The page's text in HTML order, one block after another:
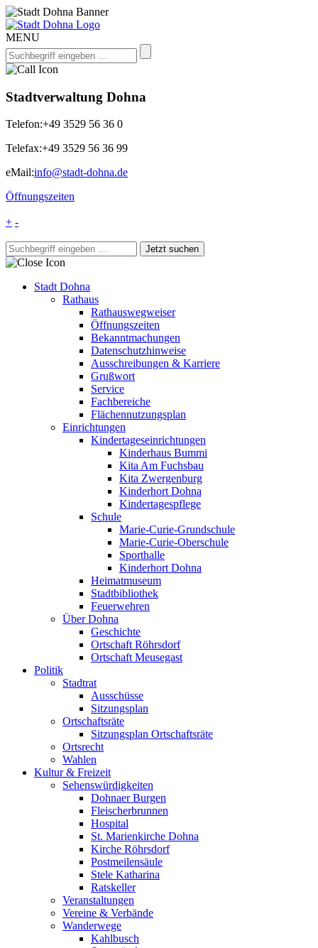
MENU
Stadtverwaltung Dohna
Telefon:+49 3529 56 36 0
Telefax:+49 3529 56 36 99
eMail:info@stadt-dohna.de
Öffnungszeiten
+ -
Stadt Dohna
Rathaus
Rathauswegweiser
Öffnungszeiten
Bekanntmachungen
Datenschutzhinweise
Ausschreibungen & Karriere
Grußwort
Service
Fachbereiche
Flächennutzungsplan
Einrichtungen
Kindertageseinrichtungen
Kinderhaus Bummi
Kita Am Fuchsbau
Kita Zwergenburg
Kinderhort Dohna
Kindertagespflege
Schule
Marie-Curie-Grundschule
Marie-Curie-Oberschule
Sporthalle
Kinderhort Dohna
Heimatmuseum
Stadtbibliothek
Feuerwehren
Über Dohna
Geschichte
Ortschaft Röhrsdorf
Ortschaft Meusegast
Politik
Stadtrat
Ausschüsse
Sitzungsplan
Ortschaftsräte
Sitzungsplan Ortschaftsräte
Ortsrecht
Wahlen
Kultur & Freizeit
Sehenswürdigkeiten
Dohnaer Burgen
Fleischerbrunnen
Hospital
St. Marienkirche Dohna
Kirche Röhrsdorf
Postmeilensäule
Stele Katharina
Ratskeller
Veranstaltungen
Vereine & Verbände
Wanderwege
Kahlbusch